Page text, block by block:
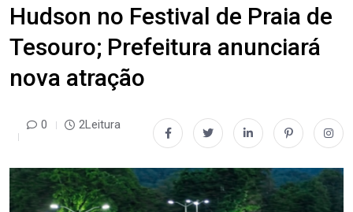
Hudson no Festival de Praia de
Tesouro; Prefeitura anunciará
nova atração
0 2Leitura